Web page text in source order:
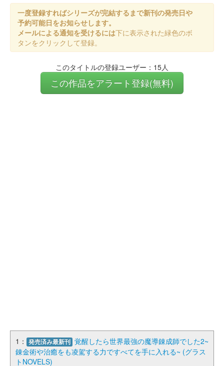
一度登録すればシリーズが完結するまで新刊の発売日や
予約可能日をお知らせします。
メールによる通知を受けるには下に表示された緑色のボ
タンをクリックして登録。
このタイトルの登録ユーザー：15人
この作品をアラート登録(無料)
1： 発売済み最新刊 覚醒したら世界最強の魔導錬成師でした2~
錬金術や治癒をも凌駕する力ですべてを手に入れる~ (グラス
トNOVELS)